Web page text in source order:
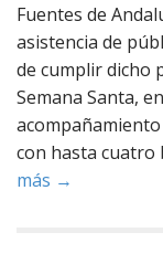
Fuentes de
asistencia de
de cumplir dicho
Semana Santa,
con hasta cuatro
más →